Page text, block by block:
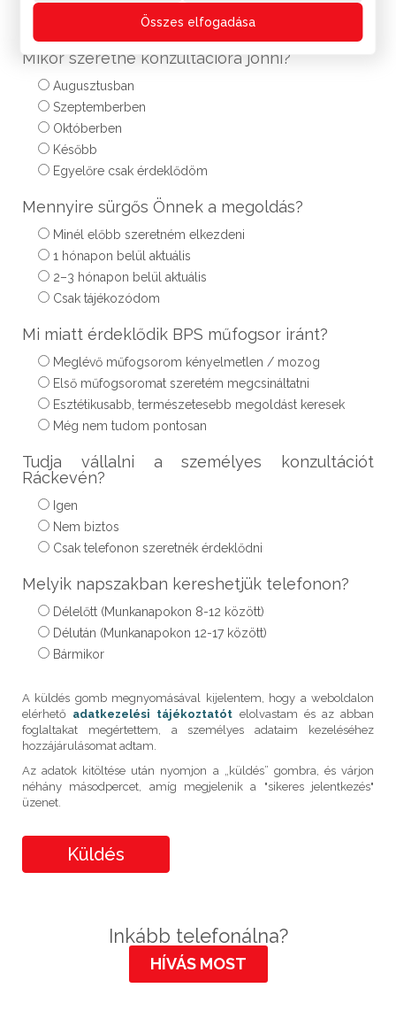
Összes elfogadása
Mikor szeretne konzultációra jönni?
Augusztusban
Szeptemberben
Októberben
Később
Egyelőre csak érdeklődöm
Mennyire sürgős Önnek a megoldás?
Minél előbb szeretném elkezdeni
1 hónapon belül aktuális
2–3 hónapon belül aktuális
Csak tájékozódom
Mi miatt érdeklődik BPS műfogsor iránt?
Meglévő műfogsorom kényelmetlen / mozog
Első műfogsoromat szeretém megcsináltatni
Esztétikusabb, természetesebb megoldást keresek
Még nem tudom pontosan
Tudja vállalni a személyes konzultációt
Ráckevén?
Igen
Nem biztos
Csak telefonon szeretnék érdeklődni
Melyik napszakban kereshetjük telefonon?
Délelőtt (Munkanapokon 8-12 között)
Délután (Munkanapokon 12-17 között)
Bármikor
Please
leave
this
field
empty.
A küldés gomb megnyomásával kijelentem, hogy a weboldalon
elérhető adatkezelési tájékoztatót elolvastam és az abban
foglaltakat megértettem, a személyes adataim kezeléséhez
hozzájárulásomat adtam.
Az adatok kitöltése után nyomjon a „küldés” gombra, és várjon
néhány másodpercet, amíg megjelenik a "sikeres jelentkezés"
üzenet.
Inkább telefonálna?
HÍVÁS MOST